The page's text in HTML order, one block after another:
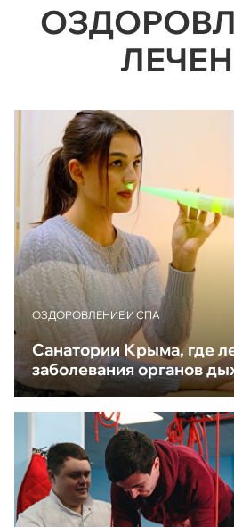
ОЗДОРОВЛЕНИЕ И СПА
Санатории Крыма, где
заболевания органов